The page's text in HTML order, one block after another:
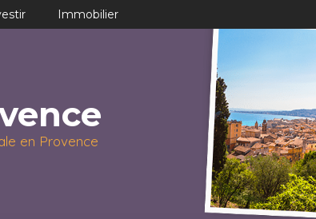
Immobilier
en Provence